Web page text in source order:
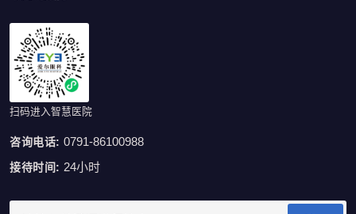
扫码进入智慧医院
咨询电话: 0791-86100988
接待时间: 24小时